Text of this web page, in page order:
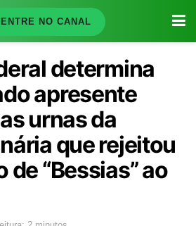
ENTRE NO CANAL
determina
apresente
urnas da
que rejeitou
de “Bessias” ao